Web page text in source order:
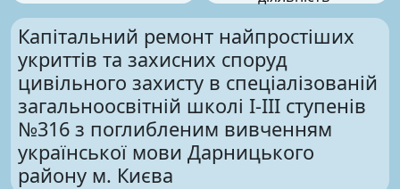
Капітальний ремонт найпростіших
укриттів та захисних споруд
цивільного захисту в спеціалізованій
загальноосвітній школі І-ІІІ ступенів
№316 з поглибленим вивченням
української мови Дарницького
району м. Києва